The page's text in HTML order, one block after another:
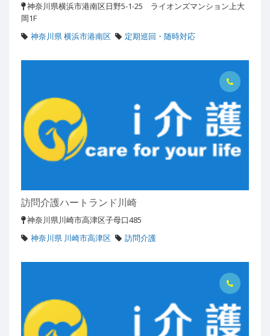
神奈川県横浜市港南区日野5-1-25 ライオンズマンション上大
岡1F
神奈川県 横浜市港南区
定期巡回・随時対応
訪問介護ハートランド川崎
神奈川県川崎市高津区子母口485
神奈川県 川崎市高津区
訪問介護